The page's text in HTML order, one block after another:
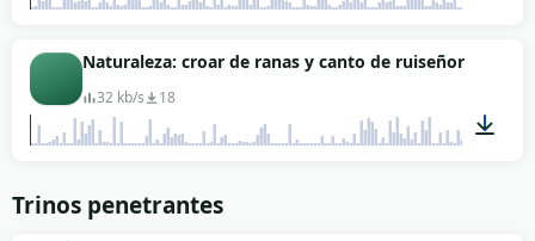
01:59
Naturaleza: croar de ranas y canto de ruiseñor
32 kb/s 18
Trinos penetrantes